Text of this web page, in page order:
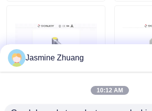
Nouvelles
Demandez un devis
Jasmine Zhuang
10:12 AM